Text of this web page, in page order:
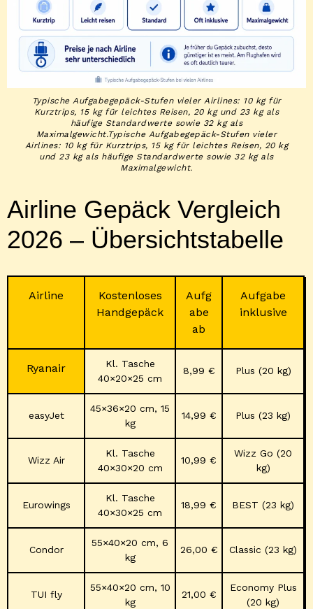
Typische Aufgabegepäck-Stufen vieler Airlines: 10 kg für
Kurztrips, 15 kg für leichtes Reisen, 20 kg und 23 kg als
häufige Standardwerte sowie 32 kg als
Maximalgewicht.Typische Aufgabegepäck-Stufen vieler
Airlines: 10 kg für Kurztrips, 15 kg für leichtes Reisen, 20 kg
und 23 kg als häufige Standardwerte sowie 32 kg als
Maximalgewicht.
Airline Gepäck Vergleich
2026 – Übersichtstabelle
Airline
Kostenloses
Handgepäck
Aufg
abe
ab
Aufgabe
inklusive
Ryanair
Kl. Tasche
40×20×25 cm
8,99 € Plus (20 kg)
easyJet
45×36×20 cm, 15
kg
14,99 € Plus (23 kg)
Wizz Air
Kl. Tasche
40×30×20 cm
10,99 €
Wizz Go (20
kg)
Eurowings
Kl. Tasche
40×30×25 cm
18,99 € BEST (23 kg)
Condor
55×40×20 cm, 6
kg
26,00 € Classic (23 kg)
TUI fly
55×40×20 cm, 10
kg
21,00 €
Economy Plus
(20 kg)